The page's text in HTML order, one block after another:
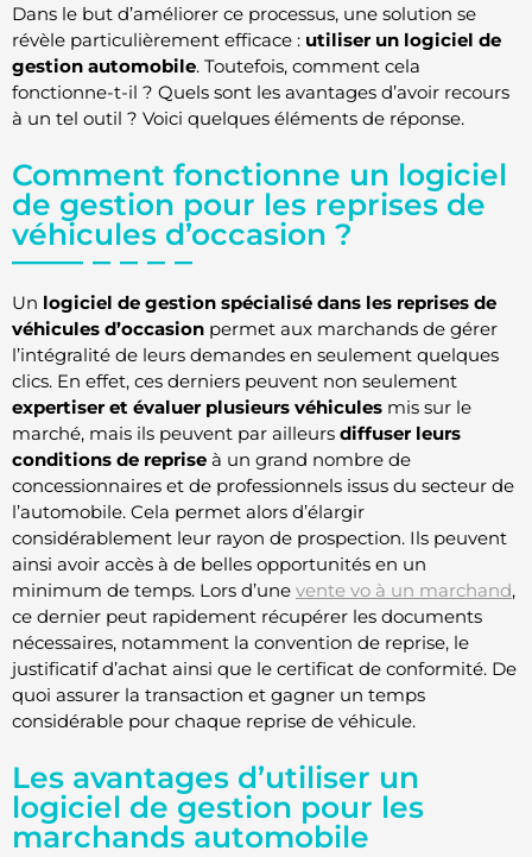
Dans le but d’améliorer ce processus, une solution se
révèle particulièrement efficace : utiliser un logiciel de
gestion automobile. Toutefois, comment cela
fonctionne-t-il ? Quels sont les avantages d’avoir recours
à un tel outil ? Voici quelques éléments de réponse.
Comment fonctionne un logiciel
de gestion pour les reprises de
véhicules d’occasion ?
Un logiciel de gestion spécialisé dans les reprises de
véhicules d’occasion permet aux marchands de gérer
l’intégralité de leurs demandes en seulement quelques
clics. En effet, ces derniers peuvent non seulement
expertiser et évaluer plusieurs véhicules mis sur le
marché, mais ils peuvent par ailleurs diffuser leurs
conditions de reprise à un grand nombre de
concessionnaires et de professionnels issus du secteur de
l’automobile. Cela permet alors d’élargir
considérablement leur rayon de prospection. Ils peuvent
ainsi avoir accès à de belles opportunités en un
minimum de temps. Lors d’une vente vo à un marchand,
ce dernier peut rapidement récupérer les documents
nécessaires, notamment la convention de reprise, le
justificatif d’achat ainsi que le certificat de conformité. De
quoi assurer la transaction et gagner un temps
considérable pour chaque reprise de véhicule.
Les avantages d’utiliser un
logiciel de gestion pour les
marchands automobile